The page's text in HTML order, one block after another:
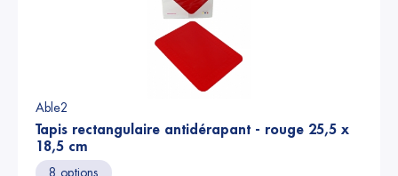
Able2
Tapis rectangulaire antidérapant - rouge 25,5 x
18,5 cm
8 options